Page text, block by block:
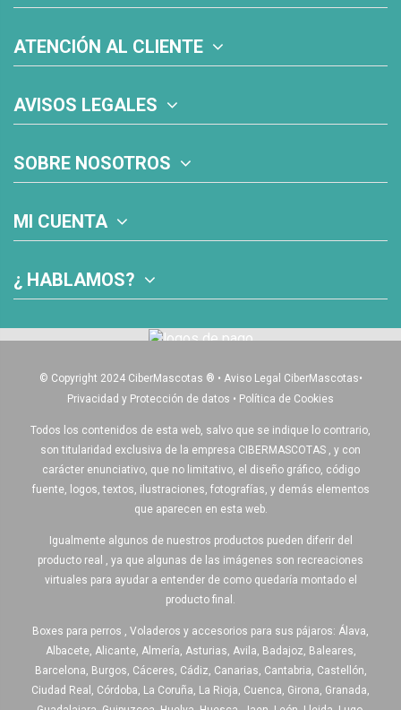
ATENCIÓN AL CLIENTE
AVISOS LEGALES
SOBRE NOSOTROS
MI CUENTA
¿ HABLAMOS?
© Copyright 2024 CiberMascotas ® • Aviso Legal CiberMascotas•
Privacidad y Protección de datos • Política de Cookies
Todos los contenidos de esta web, salvo que se indique lo contrario,
son titularidad exclusiva de la empresa CIBERMASCOTAS , y con
carácter enunciativo, que no limitativo, el diseño gráfico, código
fuente, logos, textos, ilustraciones, fotografías, y demás elementos
que aparecen en esta web.
Igualmente algunos de nuestros productos pueden diferir del
producto real , ya que algunas de las imágenes son recreaciones
virtuales para ayudar a entender de como quedaría montado el
producto final.
Boxes para perros , Voladeros y accesorios para sus pájaros: Álava,
Albacete, Alicante, Almería, Asturias, Avila, Badajoz, Baleares,
Barcelona, Burgos, Cáceres, Cádiz, Canarias, Cantabria, Castellón,
Ciudad Real, Córdoba, La Coruña, La Rioja, Cuenca, Girona, Granada,